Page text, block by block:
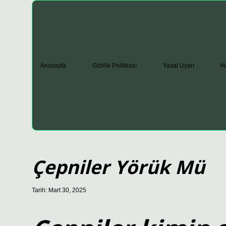
Anasayfa Gizlilik Politikası Yasal Uyarı
Çepniler Yörük Mü
Tarih: Mart 30, 2025